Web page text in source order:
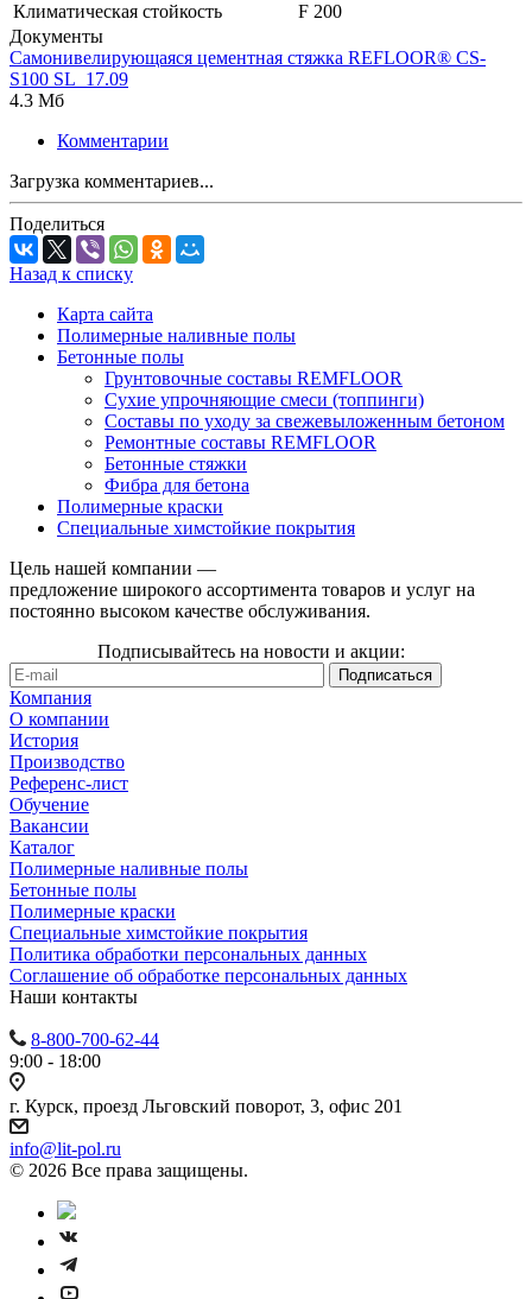
Климатическая стойкость
F 200
Документы
Самонивелирующаяся цементная стяжка REFLOOR® CS-
S100 SL_17.09
4.3 Мб
Комментарии
Загрузка комментариев...
Поделиться
Назад к списку
Карта сайта
Полимерные наливные полы
Бетонные полы
Грунтовочные составы REMFLOOR
Сухие упрочняющие смеси (топпинги)
Составы по уходу за свежевыложенным бетоном
Ремонтные составы REMFLOOR
Бетонные стяжки
Фибра для бетона
Полимерные краски
Специальные химстойкие покрытия
Цель нашей компании —
предложение широкого ассортимента товаров и услуг на
постоянно высоком качестве обслуживания.
Подписывайтесь на новости и акции:
Компания
О компании
История
Производство
Референс-лист
Обучение
Вакансии
Каталог
Полимерные наливные полы
Бетонные полы
Полимерные краски
Специальные химстойкие покрытия
Политика обработки персональных данных
Cоглашение об обработке персональных данных
Наши контакты
8-800-700-62-44
9:00 - 18:00
г. Курск, проезд Льговский поворот, 3, офис 201
info@lit-pol.ru
© 2026 Все права защищены.